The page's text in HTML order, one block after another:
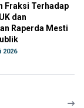
Fraksi Terhadap
dan
Raperda Mesti
2026